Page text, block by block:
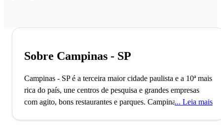
Sobre Campinas - SP
Campinas - SP é a terceira maior cidade paulista e a 10ª mais
rica do país, une centros de pesquisa e grandes empresas
com agito, bons restaurantes e parques. Campinas, Leia mais